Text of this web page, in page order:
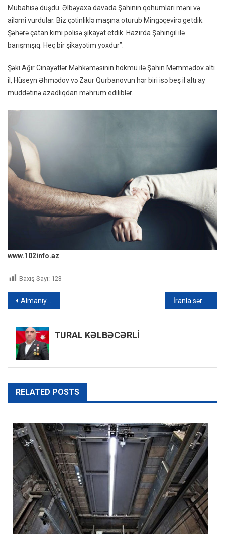
Mübahisə düşdü. Əlbəyaxa davada Şahinin qohumları məni və
ailəmi vurdular. Biz çətinliklə maşına oturub Mingəçevirə getdik.
Şəhərə çatan kimi polisə şikayət etdik. Hazırda Şahingil ilə
barışmışıq. Heç bir şikayətim yoxdur”.
Şəki Ağır Cinayətlər Məhkəməsinin hökmü ilə Şahin Məmmədov altı
il, Hüseyn Əhmədov və Zaur Qurbanovun hər biri isə beş il altı ay
müddətinə azadlıqdan məhrum ediliblər.
www.102info.az
Baxış Sayı: 123
Yazı
naviqasiyası
Almaniya “zorakılığa meyilli əcnəbilər” axtarışında: Sərhəd nəzarəti tətbiq edildi İranla sərhəddə zastavası bir neçə dəfə “Silaha” komandası ilə qaldırıldı: Saxlanılanlar var – FOTO
TURAL KƏLBƏCƏRLİ
RELATED POSTS